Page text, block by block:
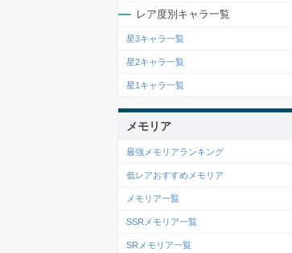
レア度別キャラ一覧
星3キャラ一覧
星2キャラ一覧
星1キャラ一覧
メモリア
最強メモリアランキング
低レアおすすめメモリア
メモリア一覧
SSRメモリア一覧
SRメモリア一覧